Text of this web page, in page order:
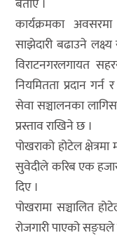
बताए ।
कार्यक्रमका
साझेदारी बढाउने
विराटनगरलगायत
नियमितता प्रदान
सेवा सञ्चालनका
प्रस्ताव राखिने छ ।
पोखराको होटेल
सुवेदीले करिब एक
दिए ।
पोखरामा सञ्चालित
रोजगारी पाएको